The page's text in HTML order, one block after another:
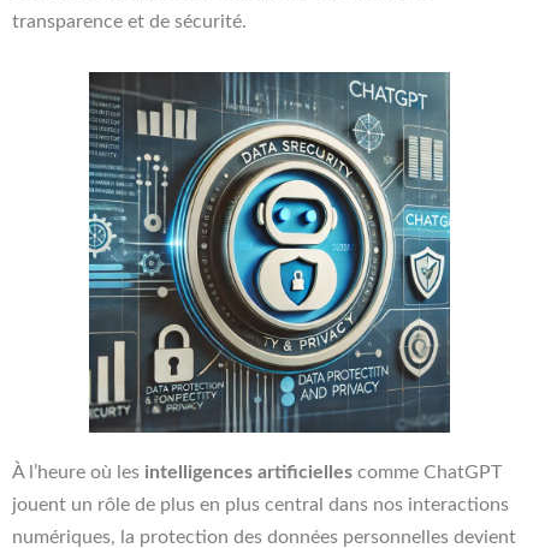
transparence et de sécurité.
À l’heure où les intelligences artificielles comme ChatGPT
jouent un rôle de plus en plus central dans nos interactions
numériques, la protection des données personnelles devient